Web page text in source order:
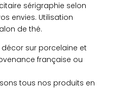
sérigraphie selon
envies. Utilisation
de thé.
sur porcelaine et
française ou
tous nos produits en